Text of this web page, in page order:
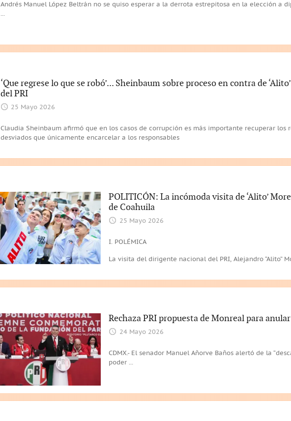
Andrés Manuel López Beltrán no se quiso esperar a la derrota estrepitosa en la elección a
...
‘Que regrese lo que se robó’... Sheinbaum sobre proceso en contra de
del PRI
25 Mayo 2026
Claudia Sheinbaum afirmó que en los casos de corrupción es más importante recuperar los
desviados que únicamente encarcelar a los responsables
POLITICÓN: La incómoda visita de ‘Alito’
de Coahuila
25 Mayo 2026
I. POLÉMICA
La visita del dirigente nacional del PRI, Alejandro “Alito”
Rechaza PRI propuesta de Monreal para
24 Mayo 2026
CDMX.- El senador Manuel Añorve Baños alertó de la
poder ...